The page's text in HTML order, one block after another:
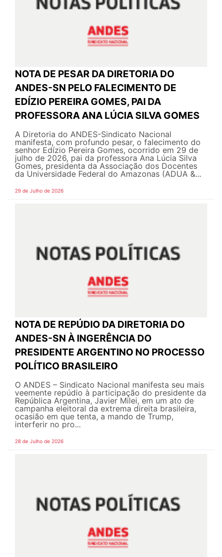
NOTA DE PESAR DA DIRETORIA DO
ANDES-SN PELO FALECIMENTO DE
EDÍZIO PEREIRA GOMES, PAI DA
PROFESSORA ANA LÚCIA SILVA GOMES
A Diretoria do ANDES-Sindicato Nacional
manifesta, com profundo pesar, o falecimento do
senhor Edízio Pereira Gomes, ocorrido em 29 de
julho de 2026, pai da professora Ana Lúcia Silva
Gomes, presidenta da Associação dos Docentes
da Universidade Federal do Amazonas (ADUA &...
29 de Julho de 2026
NOTA DE REPÚDIO DA DIRETORIA DO
ANDES-SN À INGERÊNCIA DO
PRESIDENTE ARGENTINO NO PROCESSO
POLÍTICO BRASILEIRO
O ANDES – Sindicato Nacional manifesta seu mais
veemente repúdio à participação do presidente da
República Argentina, Javier Milei, em um ato de
campanha eleitoral da extrema direita brasileira,
ocasião em que tenta, a mando de Trump,
interferir no pro...
28 de Julho de 2026